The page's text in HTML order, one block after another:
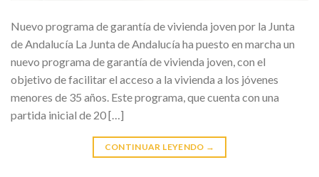
Nuevo programa de garantía de vivienda joven por la Junta
de Andalucía La Junta de Andalucía ha puesto en marcha un
nuevo programa de garantía de vivienda joven, con el
objetivo de facilitar el acceso a la vivienda a los jóvenes
menores de 35 años. Este programa, que cuenta con una
partida inicial de 20 […]
CONTINUAR LEYENDO →